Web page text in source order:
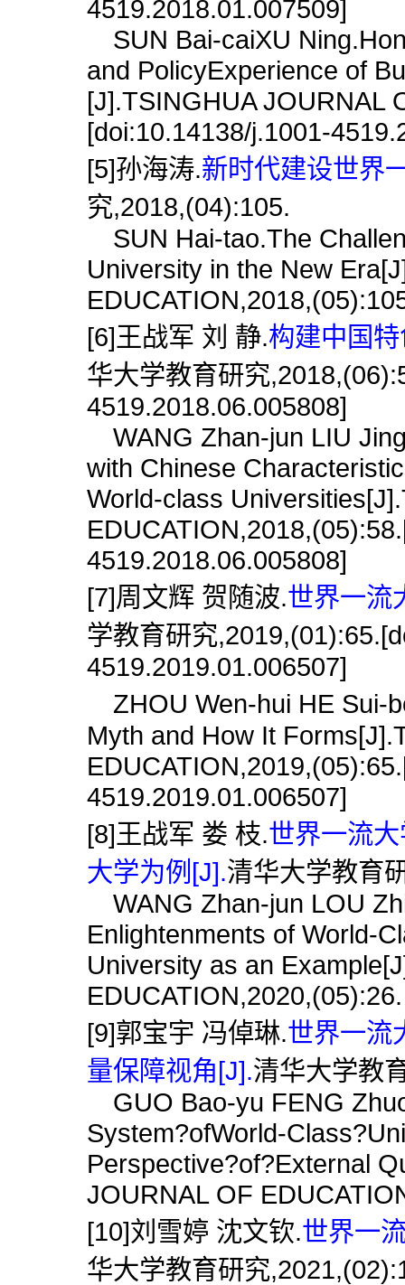
4519.2018.01.007509]
SUN Bai-caiXU
and PolicyExperience of
[J].TSINGHUA JOURNAL
[doi:10.14138/j.1001-
[5]孙海涛.新时代建设世界
究,2018,(04):105.
SUN Hai-tao.The
University in the New
[6]王战军 刘 静.构建中国
华大学教育研究
4519.2018.06.005808]
WANG Zhan-jun LIU
with Chinese
World-class
4519.2018.06.005808]
[7]周文辉 贺随波.世界一流
学教育研究
4519.2019.01.006507]
ZHOU Wen-hui HE Sui-
Myth and How It
4519.2019.01.006507]
[8]王战军 娄 枝.世界一流
大学为例[J].清华大学教育
WANG Zhan-jun LOU
Enlightenments of World-
University as an
EDUCATION,2020,(05):26.
[9]郭宝宇 冯倬琳.世界一流
量保障视角[J].清华大学教
GUO Bao-yu FENG
System?ofWorld-
Perspective?of?External
JOURNAL OF
[10]刘雪婷 沈文钦.世界一
华大学教育研究